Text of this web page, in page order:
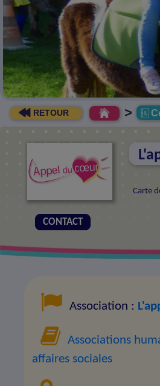
RETOUR >
Carte
CONTACT
Association :
Associations
affaires sociales